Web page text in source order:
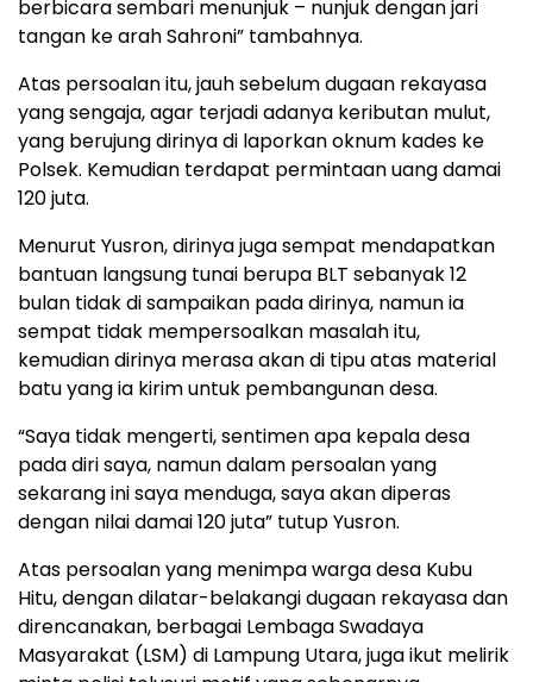
berbicara sembari menunjuk – nunjuk dengan jari
tangan ke arah Sahroni” tambahnya.
Atas persoalan itu, jauh sebelum dugaan rekayasa
yang sengaja, agar terjadi adanya keributan mulut,
yang berujung dirinya di laporkan oknum kades ke
Polsek. Kemudian terdapat permintaan uang damai
120 juta.
Menurut Yusron, dirinya juga sempat mendapatkan
bantuan langsung tunai berupa BLT sebanyak 12
bulan tidak di sampaikan pada dirinya, namun ia
sempat tidak mempersoalkan masalah itu,
kemudian dirinya merasa akan di tipu atas material
batu yang ia kirim untuk pembangunan desa.
“Saya tidak mengerti, sentimen apa kepala desa
pada diri saya, namun dalam persoalan yang
sekarang ini saya menduga, saya akan diperas
dengan nilai damai 120 juta” tutup Yusron.
Atas persoalan yang menimpa warga desa Kubu
Hitu, dengan dilatar-belakangi dugaan rekayasa dan
direncanakan, berbagai Lembaga Swadaya
Masyarakat (LSM) di Lampung Utara, juga ikut melirik